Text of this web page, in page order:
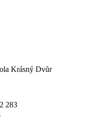
Krásný Dvůr
283